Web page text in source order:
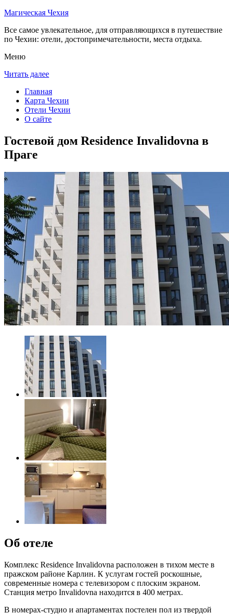
Магическая Чехия
Все самое увлекательное, для отправляющихся в путешествие
по Чехии: отели, достопримечательности, места отдыха.
Меню
Читать далее
Главная
Карта Чехии
Отели Чехии
О сайте
Гостевой дом Residence Invalidovna в
Праге
Об отеле
Комплекс Residence Invalidovna расположен в тихом месте в
пражском районе Карлин. К услугам гостей роскошные,
современные номера с телевизором с плоским экраном.
Станция метро Invalidovna находится в 400 метрах.
В номерах-студио и апартаментах постелен пол из твердой